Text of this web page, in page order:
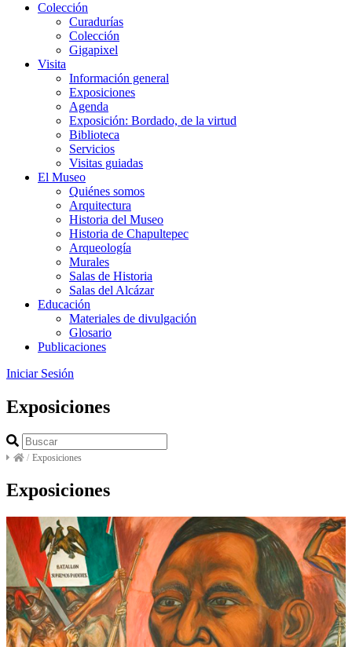
Colección
Curadurías
Colección
Gigapixel
Visita
Información general
Exposiciones
Agenda
Exposición: Bordado, de la virtud
Biblioteca
Servicios
Visitas guiadas
El Museo
Quiénes somos
Arquitectura
Historia del Museo
Historia de Chapultepec
Arqueología
Murales
Salas de Historia
Salas del Alcázar
Educación
Materiales de divulgación
Glosario
Publicaciones
Iniciar Sesión
Exposiciones
/ Exposiciones
Exposiciones